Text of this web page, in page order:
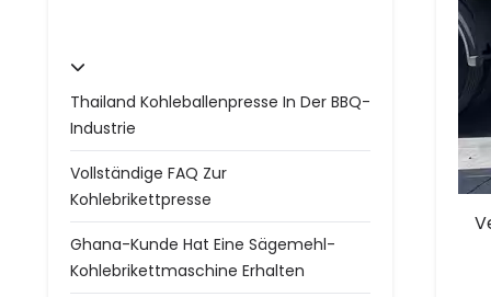
Thailand Kohleballenpresse In Der BBQ-
Industrie
Vollständige FAQ Zur
Kohlebrikettpresse
Ghana-Kunde Hat Eine Sägemehl-
Kohlebrikettmaschine Erhalten